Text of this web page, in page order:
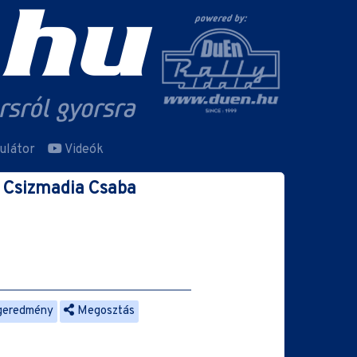
Videók
Csizmadia Csaba
Megosztás